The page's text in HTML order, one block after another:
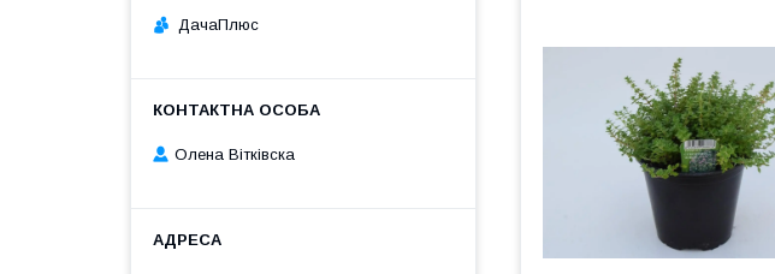
ДачаПлюс
Олена Вітківска